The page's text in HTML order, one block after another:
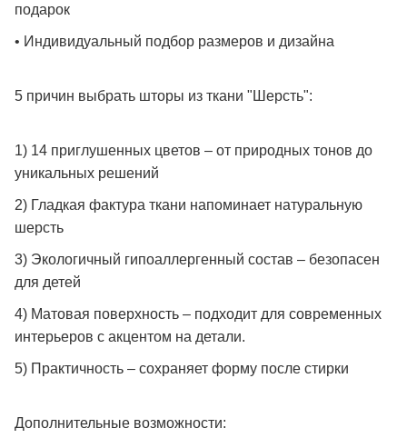
подарок
• Индивидуальный подбор размеров и дизайна
5 причин выбрать шторы из ткани "Шерсть":
1) 14 приглушенных цветов – от природных тонов до
уникальных решений
2) Гладкая фактура ткани напоминает натуральную
шерсть
3) Экологичный гипоаллергенный состав – безопасен
для детей
4) Матовая поверхность – подходит для современных
интерьеров с акцентом на детали.
5) Практичность – сохраняет форму после стирки
Дополнительные возможности: